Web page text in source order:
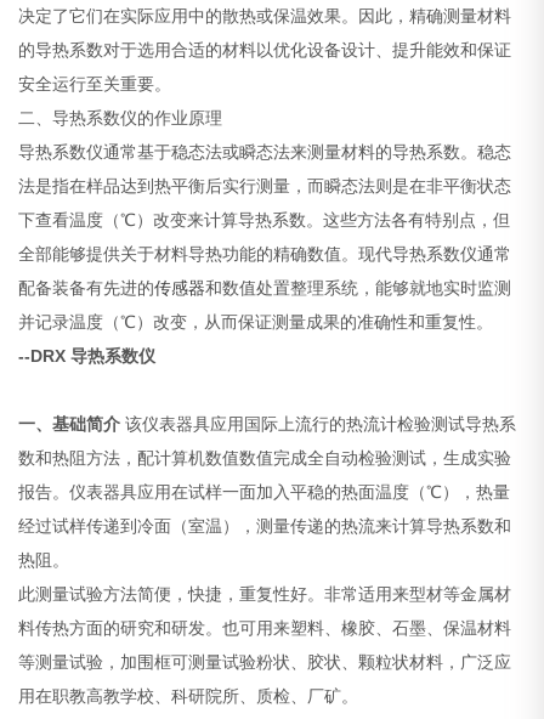
决定了它们在实际应用中的散热或保温效果。因此，精确测量材料
的导热系数对于选用合适的材料以优化设备设计、提升能效和保证
安全运行至关重要。
二、导热系数仪的作业原理
导热系数仪通常基于稳态法或瞬态法来测量材料的导热系数。稳态
法是指在样品达到热平衡后实行测量，而瞬态法则是在非平衡状态
下查看温度（℃）改变来计算导热系数。这些方法各有特别点，但
全部能够提供关于材料导热功能的精确数值。现代导热系数仪通常
配备装备有先进的传感器和数值处置整理系统，能够就地实时监测
并记录温度（℃）改变，从而保证测量成果的准确性和重复性。
--DRX 导热系数仪
一、基础简介 该仪表器具应用国际上流行的热流计检验测试导热系
数和热阻方法，配计算机数值数值完成全自动检验测试，生成实验
报告。仪表器具应用在试样一面加入平稳的热面温度（℃），热量
经过试样传递到冷面（室温），测量传递的热流来计算导热系数和
热阻。
此测量试验方法简便，快捷，重复性好。非常适用来型材等金属材
料传热方面的研究和研发。也可用来塑料、橡胶、石墨、保温材料
等测量试验，加围框可测量试验粉状、胶状、颗粒状材料，广泛应
用在职教高教学校、科研院所、质检、厂矿。